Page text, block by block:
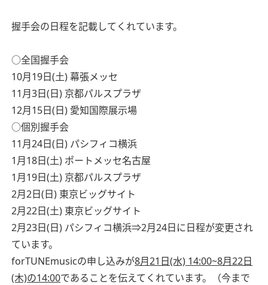
握手会の日程を記載してくれています。
○全国握手会
10月19日(土) 幕張メッセ
11月3日(日) 京都パルスプラザ
12月15日(日) 愛知国際展示場
○個別握手会
11月24日(日) パシフィコ横浜
1月18日(土) ポートメッセ名古屋
1月19日(土) 京都パルスプラザ
2月2日(日) 東京ビッグサイト
2月22日(土) 東京ビッグサイト
2月23日(日) パシフィコ横浜⇒2月24日に日程が変更され
ています。
forTUNEmusicの申し込みが8月21日(水) 14:00~8月22日
(木)の14:00であることを伝えてくれています。（今まで